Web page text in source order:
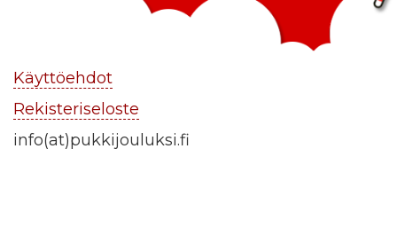
Käyttöehdot
Rekisteriseloste
info(at)pukkijouluksi.fi